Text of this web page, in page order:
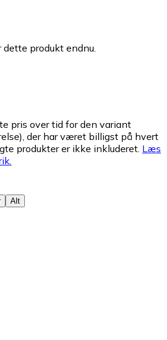
produkt endnu.
pris over tid for den variant
der har været billigst på hvert
produkter er ikke inkluderet. Læs
Alt